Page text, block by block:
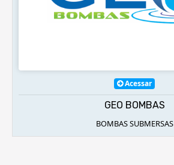
Acessar
GEO BOMBAS
BOMBAS SUBMERSAS